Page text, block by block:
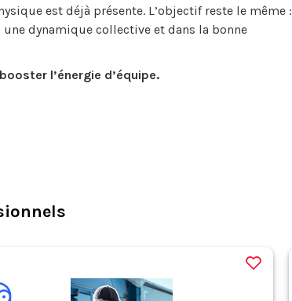
est déjà présente. L’objectif reste le même :
dynamique collective et dans la bonne
l’énergie d’équipe.